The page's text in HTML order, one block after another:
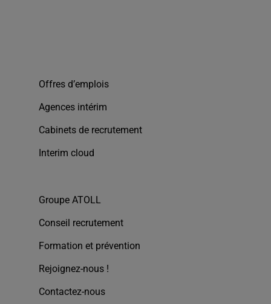
Offres d’emplois
Agences intérim
Cabinets de recrutement
Interim cloud
Groupe ATOLL
Conseil recrutement
Formation et prévention
Rejoignez-nous !
Contactez-nous